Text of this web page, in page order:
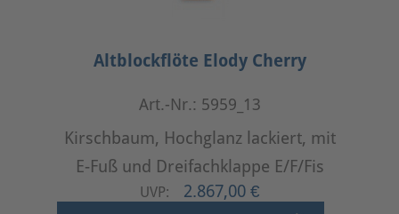
Altblockflöte Elody Cherry
Art.-Nr.: 5959_13
Kirschbaum, Hochglanz lackiert, mit
E-Fuß und Dreifachklappe E/F/Fis
UVP: 2.867,00 €